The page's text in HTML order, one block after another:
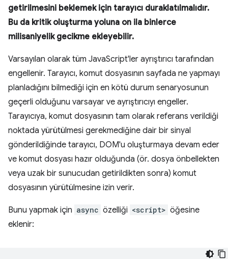
getirilmesini beklemek için tarayıcı duraklatılmalıdır.
Bu da kritik oluşturma yoluna on ila binlerce
milisaniyelik gecikme ekleyebilir.
Varsayılan olarak tüm JavaScript'ler ayrıştırıcı tarafından
engellenir. Tarayıcı, komut dosyasının sayfada ne yapmayı
planladığını bilmediği için en kötü durum senaryosunun
geçerli olduğunu varsayar ve ayrıştırıcıyı engeller.
Tarayıcıya, komut dosyasının tam olarak referans verildiği
noktada yürütülmesi gerekmediğine dair bir sinyal
gönderildiğinde tarayıcı, DOM'u oluşturmaya devam eder
ve komut dosyası hazır olduğunda (ör. dosya önbellekten
veya uzak bir sunucudan getirildikten sonra) komut
dosyasının yürütülmesine izin verir.
Bunu yapmak için async özelliği <script> öğesine
eklenir: